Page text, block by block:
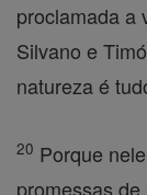
proclamada a
Silvano e
natureza é
20 Porque
promessas